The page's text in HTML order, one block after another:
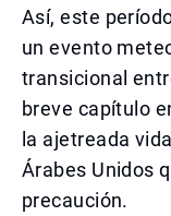
Así, este
un evento
transicional
breve capítulo
la ajetreada
Árabes Unidos
precaución.